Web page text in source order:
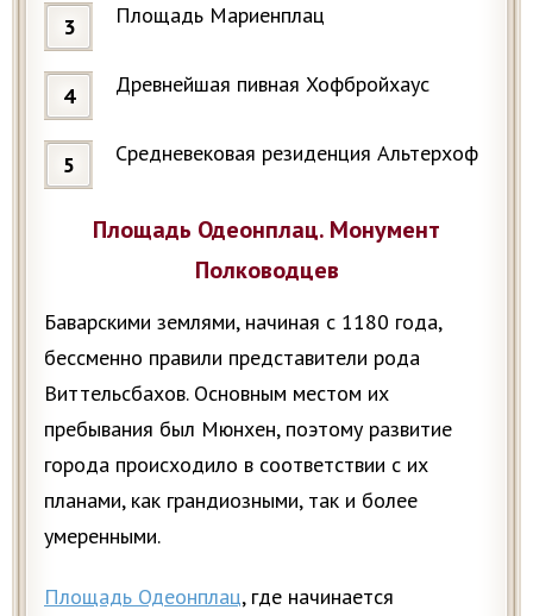
Площадь Мариенплац
Древнейшая пивная Хофбройхаус
Средневековая резиденция Альтерхоф
Площадь Одеонплац. Монумент
Полководцев
Баварскими землями, начиная с 1180 года,
бессменно правили представители рода
Виттельсбахов. Основным местом их
пребывания был Мюнхен, поэтому развитие
города происходило в соответствии с их
планами, как грандиозными, так и более
умеренными.
Площадь Одеонплац, где начинается